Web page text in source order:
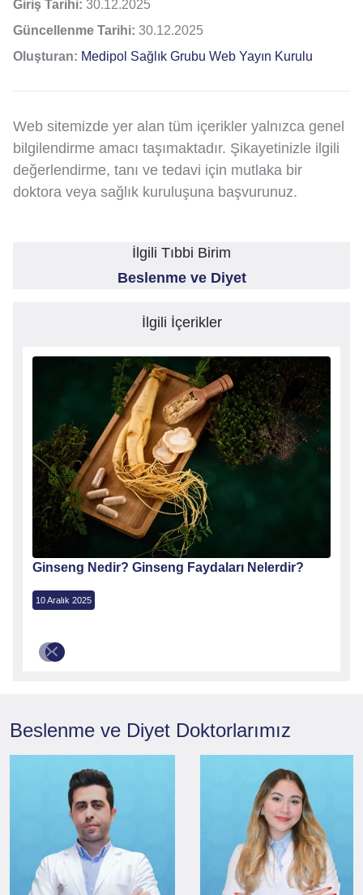
Giriş Tarihi: 30.12.2025
Güncellenme Tarihi: 30.12.2025
Oluşturan: Medipol Sağlık Grubu Web Yayın Kurulu
Web sitemizde yer alan tüm içerikler yalnızca genel
bilgilendirme amacı taşımaktadır. Şikayetinizle ilgili
değerlendirme, tanı ve tedavi için mutlaka bir
doktora veya sağlık kuruluşuna başvurunuz.
İlgili Tıbbi Birim
Beslenme ve Diyet
İlgili İçerikler
Ginseng Nedir? Ginseng Faydaları Nelerdir?
10 Aralık 2025
Beslenme ve Diyet Doktorlarımız